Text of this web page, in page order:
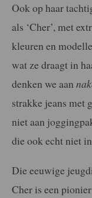
Ook op haar
als ‘Cher’, met
kleuren en
wat ze draagt in
denken we aan
strakke jeans met
niet aan
die ook echt niet
Die eeuwige
Cher is een